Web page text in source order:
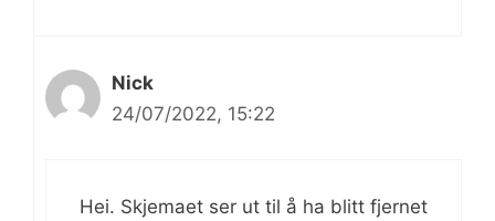
Nick
24/07/2022, 15:22
Hei. Skjemaet ser ut til å ha blitt fjernet